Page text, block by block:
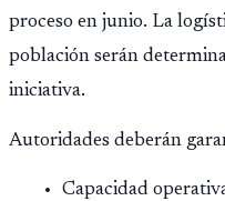
proceso en junio. La
población serán
iniciativa.
Autoridades deberán
Capacidad